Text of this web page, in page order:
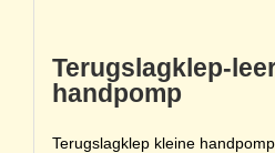
Terugslagklep-
handpomp
Terugslagklep kleine